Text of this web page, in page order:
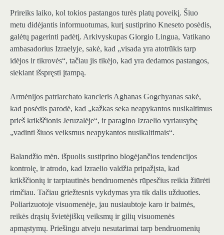
Prireiks laiko, kol tokios pastangos turės platų poveikį. Šiuo
metu didėjantis informuotumas, kurį sustiprino Kneseto posėdis,
galėtų pagerinti padėtį. Arkivyskupas Giorgio Lingua, Vatikano
ambasadorius Izraelyje, sakė, kad „visada yra atotrūkis tarp
idėjos ir tikrovės“, tačiau jis tikėjo, kad yra dedamos pastangos,
siekiant išspręsti įtampą.
Armėnijos patriarchato kancleris Aghanas Gogchyanas sakė,
kad posėdis parodė, kad „kažkas seka neapykantos nusikaltimus
prieš krikščionis Jeruzalėje“, ir paragino Izraelio vyriausybę
„vadinti šiuos veiksmus neapykantos nusikaltimais“.
Balandžio mėn. išpuolis sustiprino blogėjančios tendencijos
kontrolę, ir atrodo, kad Izraelio valdžia pripažįsta, kad
krikščionių ir tarptautinės bendruomenės rūpesčius reikia žiūrėti
rimčiau. Tačiau griežtesnis vykdymas yra tik dalis užduoties.
Poliarizuotoje visuomenėje, jau nusiaubtoje karo ir baimės,
reikės drąsių švietėjiškų veiksmų ir gilių visuomenės
apmąstymų. Priešingu atveju nesutarimai tarp bendruomenių